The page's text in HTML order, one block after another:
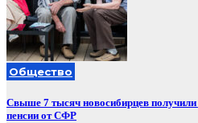
Общество
Свыше 7 тысяч новосибирцев
пенсии от СФР